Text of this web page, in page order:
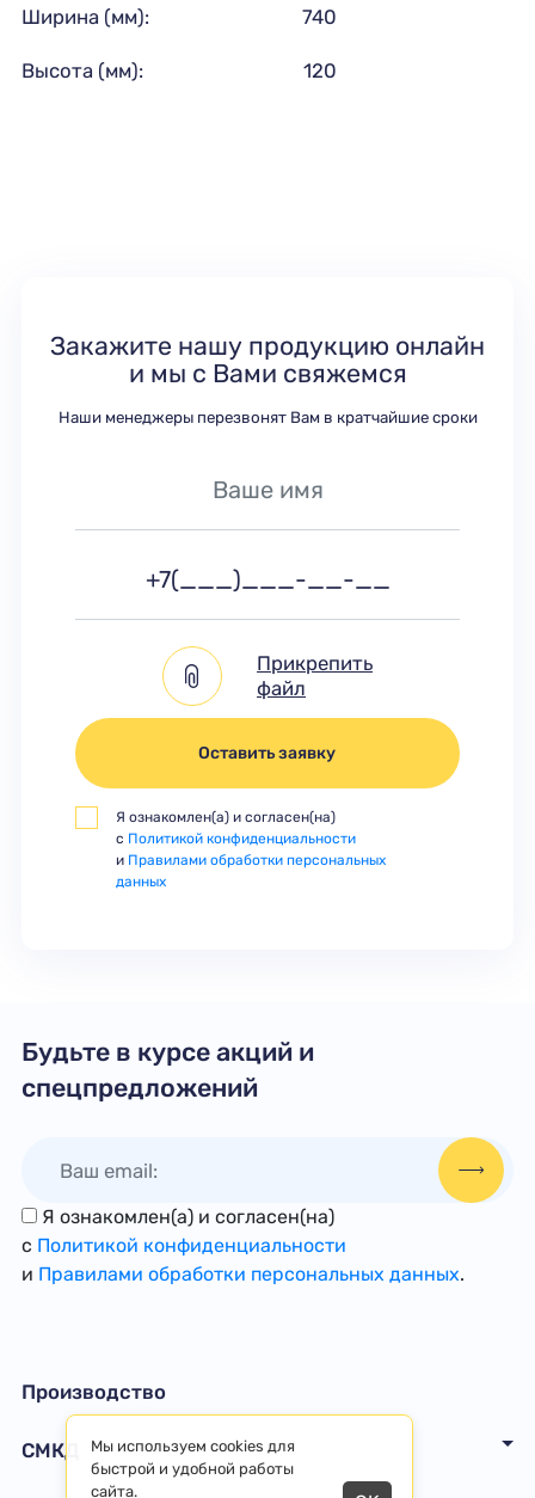
Ширина (мм): 740
Высота (мм): 120
Закажите нашу продукцию онлайн
и мы с Вами свяжемся
Наши менеджеры перезвонят Вам в кратчайшие сроки
Прикрепить
файл
Оставить заявку
Я ознакомлен(а) и согласен(на)
с Политикой конфиденциальности
и Правилами обработки персональных
данных
Будьте в курсе акций и
спецпредложений
Я ознакомлен(а) и согласен(на)
с Политикой конфиденциальности
и Правилами обработки персональных данных.
Производство
СМКД
Мы используем cookies для
быстрой и удобной работы
сайта.